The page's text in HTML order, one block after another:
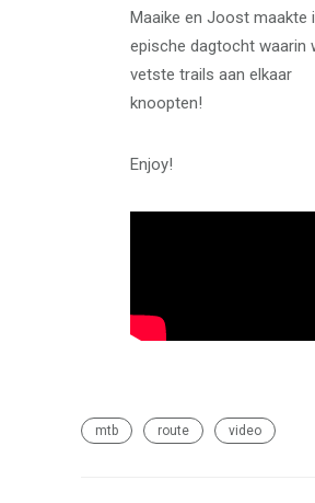
Maaike en Joost maakte
epische dagtocht waarin
vetste trails aan elkaar
knoopten!
Enjoy!
mtb route video